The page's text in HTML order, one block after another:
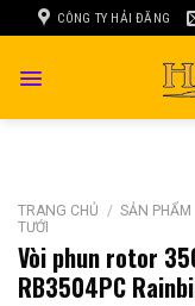
to
CÔNG TY HẢI ĐĂNG
TRANG CHỦ / SẢN PHẨM
TƯỚI
Vòi phun rotor
RB3504PC